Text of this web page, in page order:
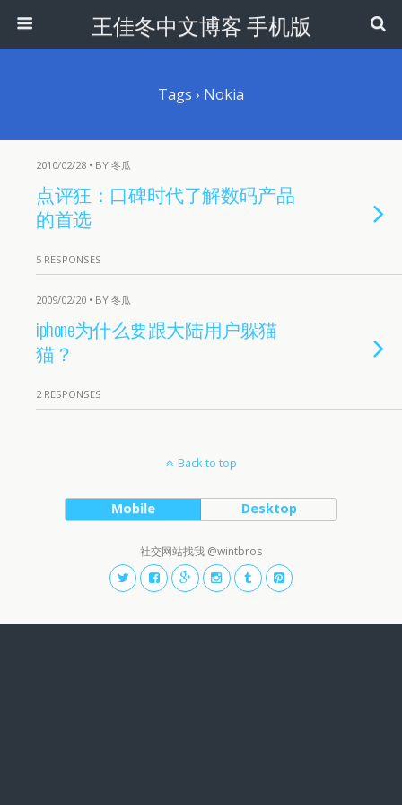
王佳冬中文博客 手机版
Tags › Nokia
2010/02/28 • BY 冬瓜
点评狂：口碑时代了解数码产品
的首选
5 RESPONSES
2009/02/20 • BY 冬瓜
iphone为什么要跟大陆用户躲猫
猫？
2 RESPONSES
Back to top
Mobile Desktop
社交网站找我 @wintbros